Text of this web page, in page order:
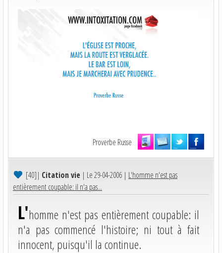
Proverbe Russe
[40]| Citation vie | Le 29-04-2006 | L'homme n'est pas
entièrement coupable: il n'a pas...
L'homme n'est pas entièrement coupable: il
n'a pas commencé l'histoire; ni tout à fait
innocent, puisqu'il la continue.